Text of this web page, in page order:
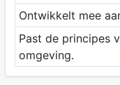
Ontwikkelt mee
Past de principes
omgeving.